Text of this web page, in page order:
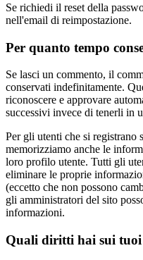
Se richiedi il reset della
nell'email di reimpostazione.
Per quanto tempo
Se lasci un commento, il
conservati indefinitamente.
riconoscere e approvare
successivi invece di tenerli in
Per gli utenti che si registrano
memorizziamo anche le
loro profilo utente. Tutti gli
eliminare le proprie
(eccetto che non possono
gli amministratori del sito
informazioni.
Quali diritti hai sui